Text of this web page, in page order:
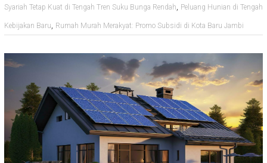
Syariah Tetap Kuat di Tengah Tren Suku Bunga Rendah, Peluang Hunian di Tengah
Kebijakan Baru, Rumah Murah Merakyat: Promo Subsidi di Kota Baru Jambi